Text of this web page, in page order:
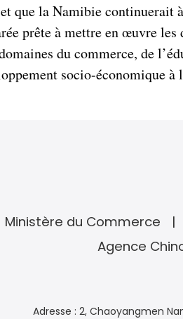
que la Namibie continuerait
prête à mettre en œuvre
du commerce, de
socio-économique à
Ministère du Commerce
Agence
Adresse : 2, Chaoyangmen